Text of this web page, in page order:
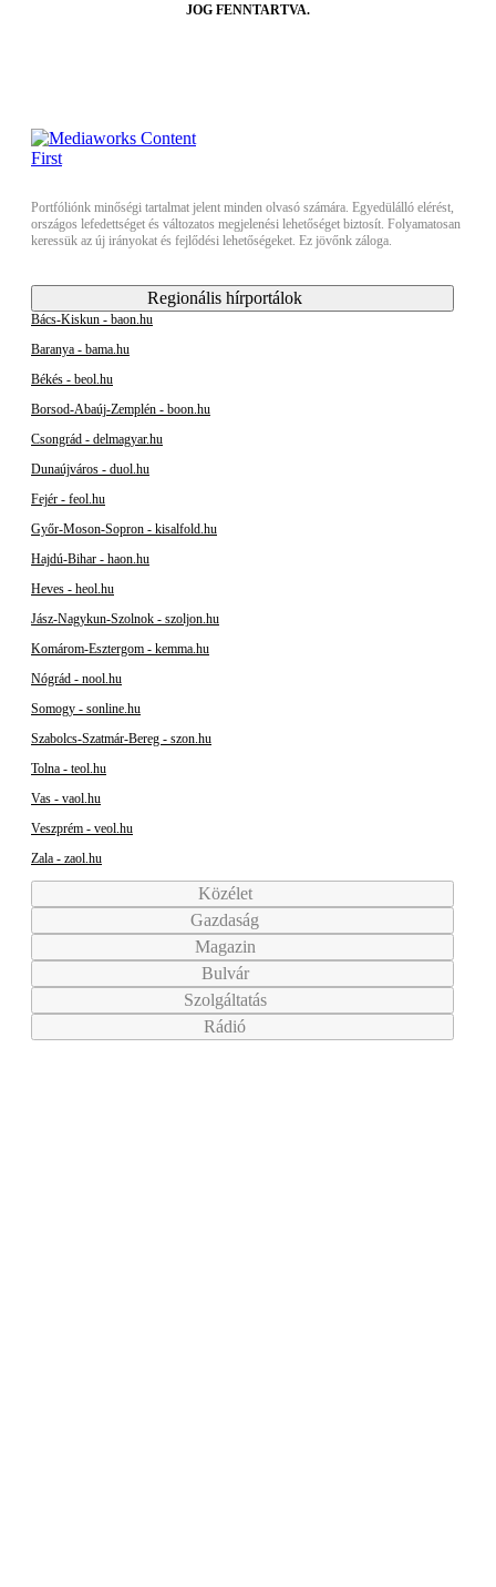
JOG FENNTARTVA.
Portfóliónk minőségi tartalmat jelent minden olvasó számára. Egyedülálló elérést,
országos lefedettséget és változatos megjelenési lehetőséget biztosít. Folyamatosan
keressük az új irányokat és fejlődési lehetőségeket. Ez jövőnk záloga.
Regionális hírportálok
Bács-Kiskun - baon.hu
Baranya - bama.hu
Békés - beol.hu
Borsod-Abaúj-Zemplén - boon.hu
Csongrád - delmagyar.hu
Dunaújváros - duol.hu
Fejér - feol.hu
Győr-Moson-Sopron - kisalfold.hu
Hajdú-Bihar - haon.hu
Heves - heol.hu
Jász-Nagykun-Szolnok - szoljon.hu
Komárom-Esztergom - kemma.hu
Nógrád - nool.hu
Somogy - sonline.hu
Szabolcs-Szatmár-Bereg - szon.hu
Tolna - teol.hu
Vas - vaol.hu
Veszprém - veol.hu
Zala - zaol.hu
Közélet
Gazdaság
Magazin
Bulvár
Szolgáltatás
Rádió